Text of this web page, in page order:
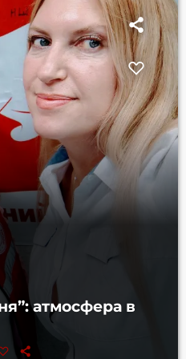
атмосфера в